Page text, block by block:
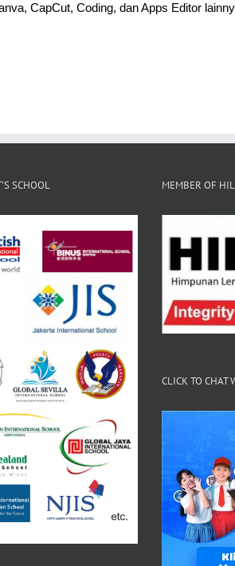
CapCut, Coding, dan Apps Editor
SCHOOL MEMBER OF
CLICK TO CHAT